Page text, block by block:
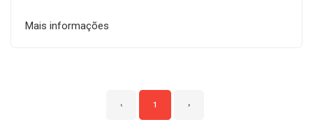
Mais informações
‹ 1 ›